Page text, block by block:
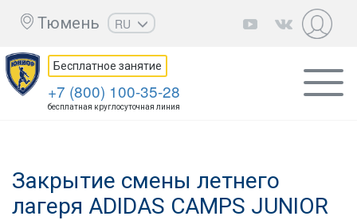
Тюмень
RU
EN
UZ
KZ
Бесплатное занятие
+7 (800) 100-35-28
бесплатная круглосуточная линия
Закрытие смены летнего
лагеря ADIDAS CAMPS JUNIOR